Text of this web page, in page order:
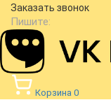
Заказать звонок
Пишите:
Корзина 0